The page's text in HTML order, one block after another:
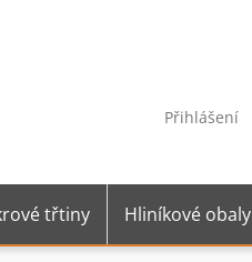
Přihlášení
třtiny Hliníkové obaly